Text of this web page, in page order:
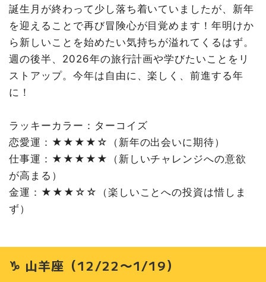
誕生月が終わって少し落ち着いていましたが、新年
を迎えることで再び冒険心が目覚めます！年明けか
ら新しいことを始めたい気持ちが溢れてくるはず。
週の後半、2026年の旅行計画や学びたいことをリ
ストアップ。今年は自由に、楽しく、前進する年
に！
ラッキーカラー：ターコイズ
恋愛運：★★★★☆（新年の出会いに期待）
仕事運：★★★★★（新しいチャレンジへの意欲
が高まる）
金運：★★★☆☆（楽しいことへの投資は惜しま
ず）
♑ 山羊座（12/22〜1/19）